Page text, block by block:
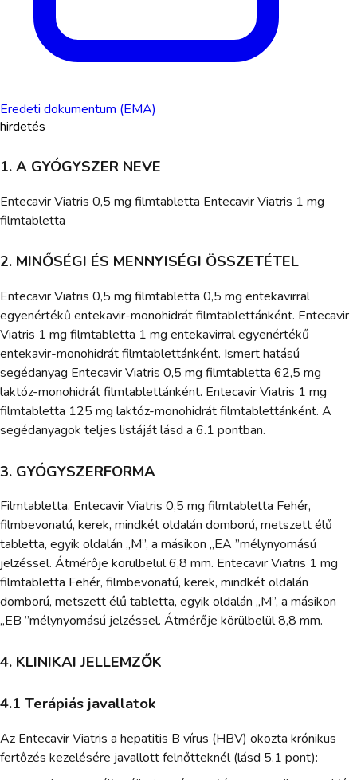
Eredeti dokumentum (EMA)
hirdetés
1. A GYÓGYSZER NEVE
Entecavir Viatris 0,5 mg filmtabletta Entecavir Viatris 1 mg
filmtabletta
2. MINŐSÉGI ÉS MENNYISÉGI ÖSSZETÉTEL
Entecavir Viatris 0,5 mg filmtabletta 0,5 mg entekavirral
egyenértékű entekavir-monohidrát filmtablettánként. Entecavir
Viatris 1 mg filmtabletta 1 mg entekavirral egyenértékű
entekavir-monohidrát filmtablettánként. Ismert hatású
segédanyag Entecavir Viatris 0,5 mg filmtabletta 62,5 mg
laktóz-monohidrát filmtablettánként. Entecavir Viatris 1 mg
filmtabletta 125 mg laktóz-monohidrát filmtablettánként. A
segédanyagok teljes listáját lásd a 6.1 pontban.
3. GYÓGYSZERFORMA
Filmtabletta. Entecavir Viatris 0,5 mg filmtabletta Fehér,
filmbevonatú, kerek, mindkét oldalán domború, metszett élű
tabletta, egyik oldalán „M”, a másikon „EA ”mélynyomású
jelzéssel. Átmérője körülbelül 6,8 mm. Entecavir Viatris 1 mg
filmtabletta Fehér, filmbevonatú, kerek, mindkét oldalán
domború, metszett élű tabletta, egyik oldalán „M”, a másikon
„EB ”mélynyomású jelzéssel. Átmérője körülbelül 8,8 mm.
4. KLINIKAI JELLEMZŐK
4.1 Terápiás javallatok
Az Entecavir Viatris a hepatitis B vírus (HBV) okozta krónikus
fertőzés kezelésére javallott felnőtteknél (lásd 5.1 pont):